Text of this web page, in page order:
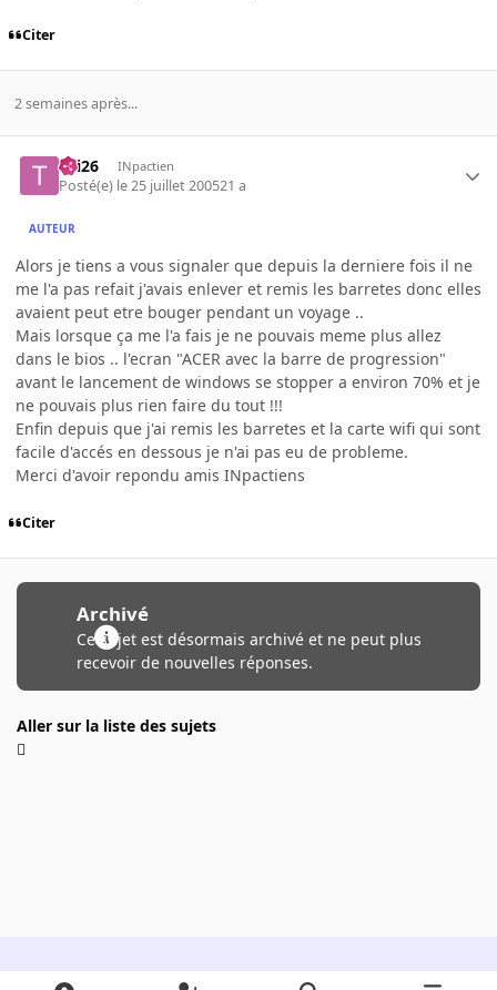
Citer
2 semaines après...
titi26 INpactien
Posté(e) le 25 juillet 200521 a
AUTEUR
Alors je tiens a vous signaler que depuis la derniere fois il ne
me l'a pas refait j'avais enlever et remis les barretes donc elles
avaient peut etre bouger pendant un voyage ..
Mais lorsque ça me l'a fais je ne pouvais meme plus allez
dans le bios .. l'ecran "ACER avec la barre de progression"
avant le lancement de windows se stopper a environ 70% et je
ne pouvais plus rien faire du tout !!!
Enfin depuis que j'ai remis les barretes et la carte wifi qui sont
facile d'accés en dessous je n'ai pas eu de probleme.
Merci d'avoir repondu amis INpactiens
Citer
Archivé
Ce sujet est désormais archivé et ne peut plus
recevoir de nouvelles réponses.
Aller sur la liste des sujets